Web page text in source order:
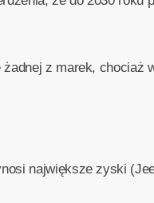
z marek, chociaż
największe zyski